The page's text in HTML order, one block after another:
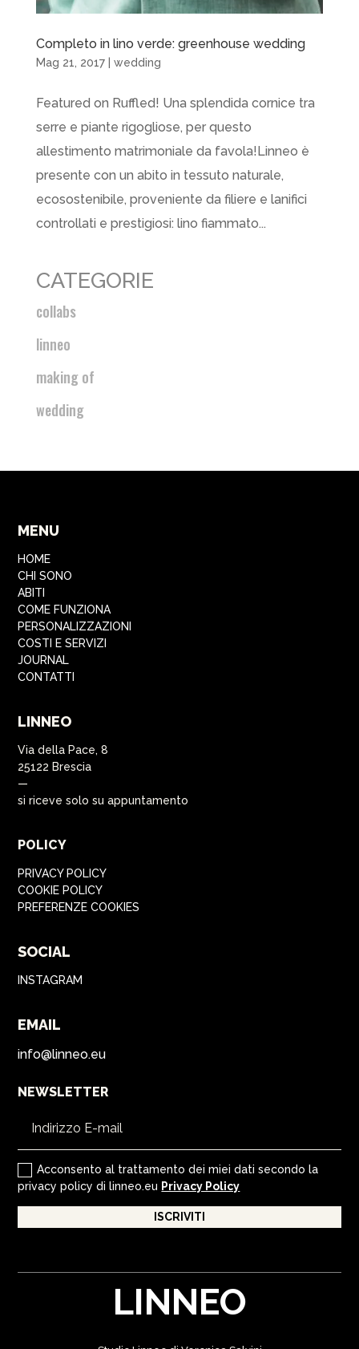
Completo in lino verde: greenhouse wedding
Mag 21, 2017| wedding
Featured on Ruffled! Una splendida cornice tra
serre e piante rigogliose, per questo
allestimento matrimoniale da favola!Linneo è
presente con un abito in tessuto naturale,
ecosostenibile, proveniente da filiere e lanifici
controllati e prestigiosi: lino fiammato...
CATEGORIE
collabs
linneo
making of
wedding
MENU
HOME
CHI SONO
ABITI
COME FUNZIONA
PERSONALIZZAZIONI
COSTI E SERVIZI
JOURNAL
CONTATTI
LINNEO
Via della Pace, 8
25122 Brescia
—
si riceve solo su appuntamento
POLICY
PRIVACY POLICY
COOKIE POLICY
PREFERENZE COOKIES
SOCIAL
INSTAGRAM
EMAIL
info@linneo.eu
NEWSLETTER
Acconsento al trattamento dei miei dati secondo la
privacy policy di linneo.eu Privacy Policy
ISCRIVITI
LINNEO